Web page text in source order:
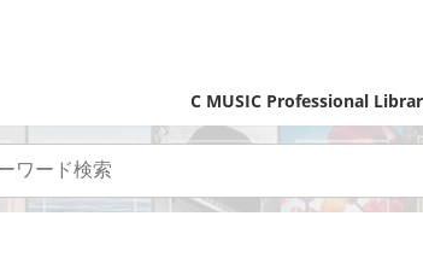
C MUSIC Professional